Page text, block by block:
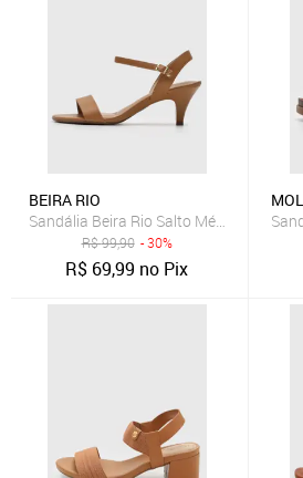
BEIRA RIO
Sandália Beira Rio Salto Médio Fino
R$99,90 - 30%
R$ 69,99 no Pix